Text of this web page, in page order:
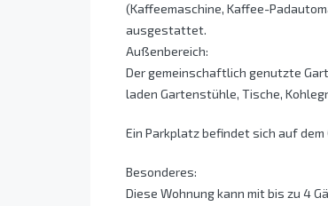
(Kaffeemaschine, Kaffee-
ausgestattet.
Außenbereich:
Der gemeinschaftlich genutzte
laden Gartenstühle, Tische,
Ein Parkplatz befindet sich auf dem
Besonderes:
Diese Wohnung kann mit bis zu 4